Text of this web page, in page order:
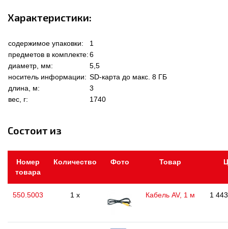
Характеристики:
содержимое упаковки:
1
предметов в комплекте:6
диаметр, мм:
5,5
носитель информации: SD-карта до макс. 8 ГБ
длина, м:
3
вес, г:
1740
Состоит из
Номер
товара
Количество Фото Товар
550.5003 1 x Кабель AV, 1 м 1